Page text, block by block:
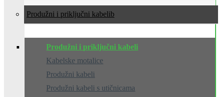
Produžni i priključni kabeli
Produžni i priključni kabeli
Kabelske motalice
Produžni kabeli
Produžni kabeli s utičnicama